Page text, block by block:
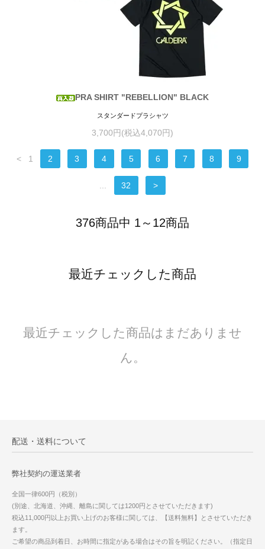
PRA SHIRT "REBELLION" BLACK
スタンダードプラシャツ
3,700円(税込4,070円)
< 1 2 3 4 5 6 7 8 9
32 >
376商品中 1～12商品
最近チェックした商品
最近チェックした商品はまだありませ
ん。
配送・送料について
弊社契約の運送業者
全国一律600円（税別）
(別途、北海道、沖縄、離島に関しては1200円とさせていただきます)
税込11,000円以上お買い上げのお客様に関しては、【送料無料】とさせていただき
ます。
ご希望の商品到着日、お時間に指定がある場合はその旨を明記ください。（指定日